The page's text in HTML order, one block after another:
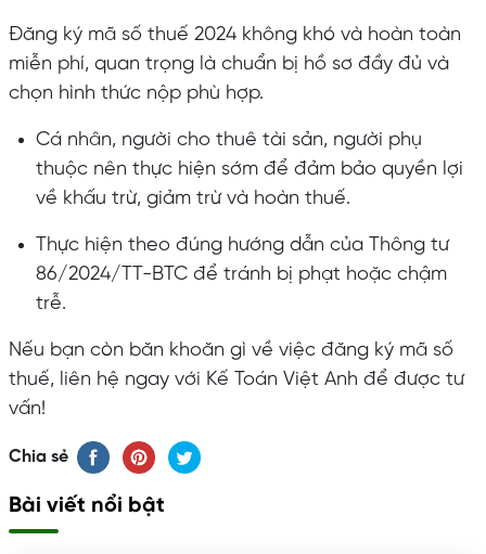
Đăng ký mã số thuế 2024 không khó và hoàn toàn
miễn phí, quan trọng là chuẩn bị hồ sơ đầy đủ và
chọn hình thức nộp phù hợp.
Cá nhân, người cho thuê tài sản, người phụ
thuộc nên thực hiện sớm để đảm bảo quyền lợi
về khấu trừ, giảm trừ và hoàn thuế.
Thực hiện theo đúng hướng dẫn của Thông tư
86/2024/TT-BTC để tránh bị phạt hoặc chậm
trễ.
Nếu bạn còn băn khoăn gì về việc đăng ký mã số
thuế, liên hệ ngay với Kế Toán Việt Anh để được tư
vấn!
Chia sẻ
Bài viết nổi bật